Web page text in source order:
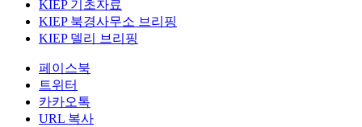
KIEP 기초자료
KIEP 북경사무소 브리핑
KIEP 델리 브리핑
페이스북
트위터
카카오톡
URL 복사